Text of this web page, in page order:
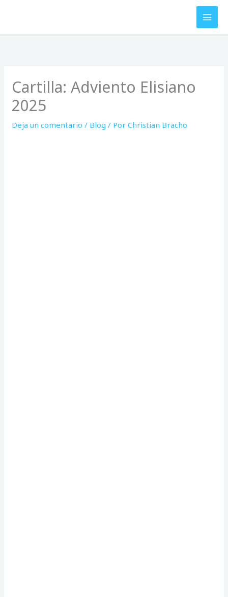
Cartilla: Adviento Elisiano
2025
Deja un comentario / Blog / PorChristian Bracho